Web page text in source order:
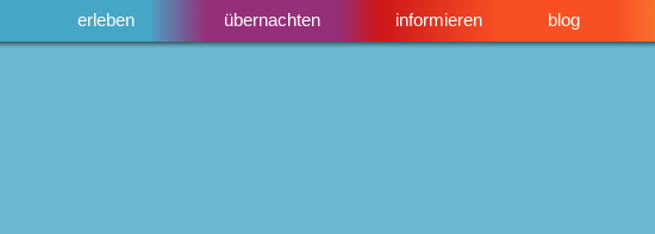
erleben übernachten informieren blog